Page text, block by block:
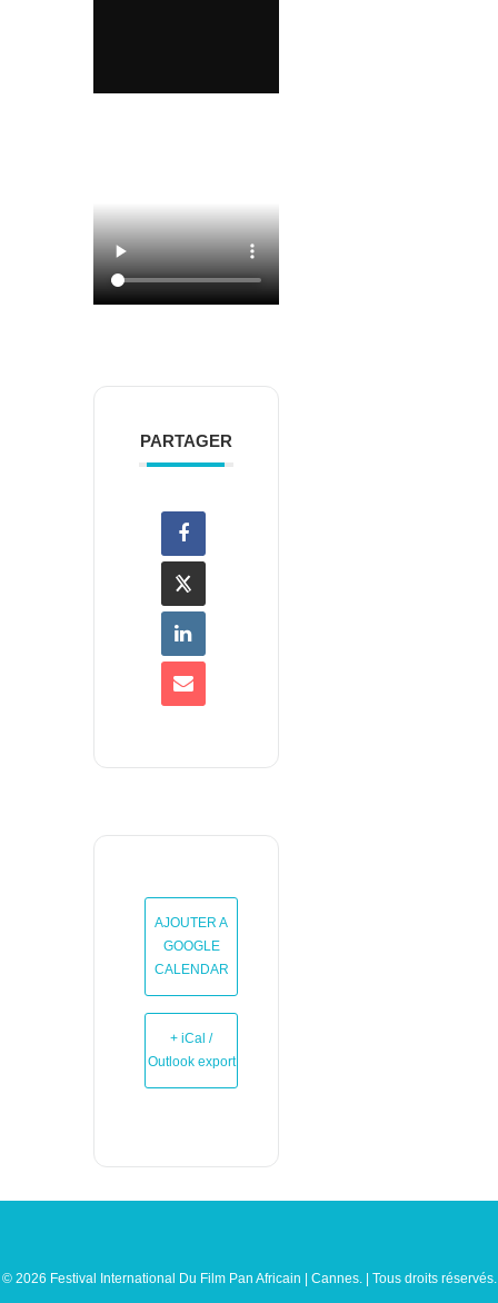
PARTAGER
AJOUTER A
GOOGLE
CALENDAR
+ iCal /
Outlook export
© 2026 Festival International Du Film Pan Africain | Cannes. | Tous droits réservés.